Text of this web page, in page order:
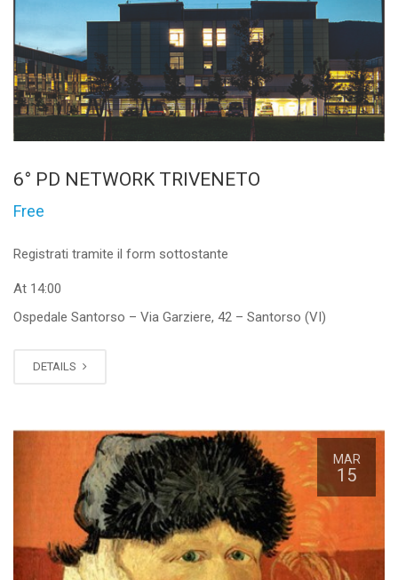
6° PD NETWORK TRIVENETO
Free
Registrati tramite il form sottostante
At 14:00
Ospedale Santorso – Via Garziere, 42 – Santorso (VI)
DETAILS
MAR
15